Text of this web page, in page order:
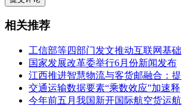
相关推荐
工信部等四部门发文推动互联网基础
国家发展改革委举行6月份新闻发布
江西推进智慧物流与客货邮融合：提
交通运输数据要素“乘数效应”加速释
今年前五月我国新开国际航空货运航